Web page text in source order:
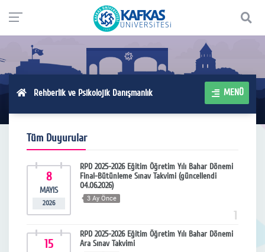
Rehberlik ve Psikolojik Danışmanlık MENÜ
Tüm Duyurular
8
MAYIS
2026
RPD 2025-2026 Eğitim Öğretim Yılı Bahar Dönemi
Final-Bütünleme Sınav Takvimi (güncellendi
04.06.2026)
3 Ay Önce
1
15
RPD 2025-2026 Eğitim Öğretim Yılı Bahar Dönemi
Ara Sınav Takvimi